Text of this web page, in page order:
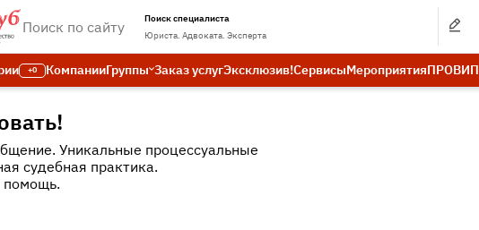
Поиск специалиста
Юриста. Адвоката. Эксперта
+0 КомпанииГруппы Заказ услугЭксклюзив!СервисыМероприятияПРОВИП
Уникальные процессуальные
судебная практика.
помощь.